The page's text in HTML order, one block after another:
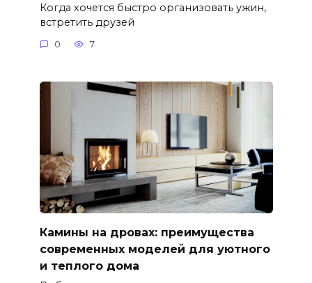
Когда хочется быстро организовать ужин,
встретить друзей
0 7
Камины на дровах: преимущества
современных моделей для уютного
и теплого дома